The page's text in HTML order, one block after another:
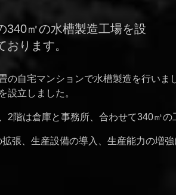
340㎡の水槽製造工場を設
おります。
の自宅マンションで水槽製造を行いま
設立しました。
2階は倉庫と事務所、合わせて340㎡
張、生産設備の導入、生産能力の増